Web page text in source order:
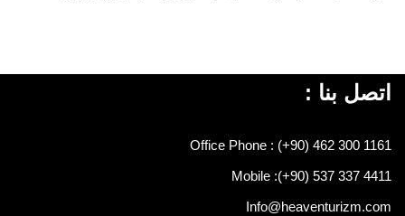
اتصل بنا :
Office Phone : (+90) 462 300 1161
Mobile :(+90) 537 337 4411
Info@heaventurizm.com